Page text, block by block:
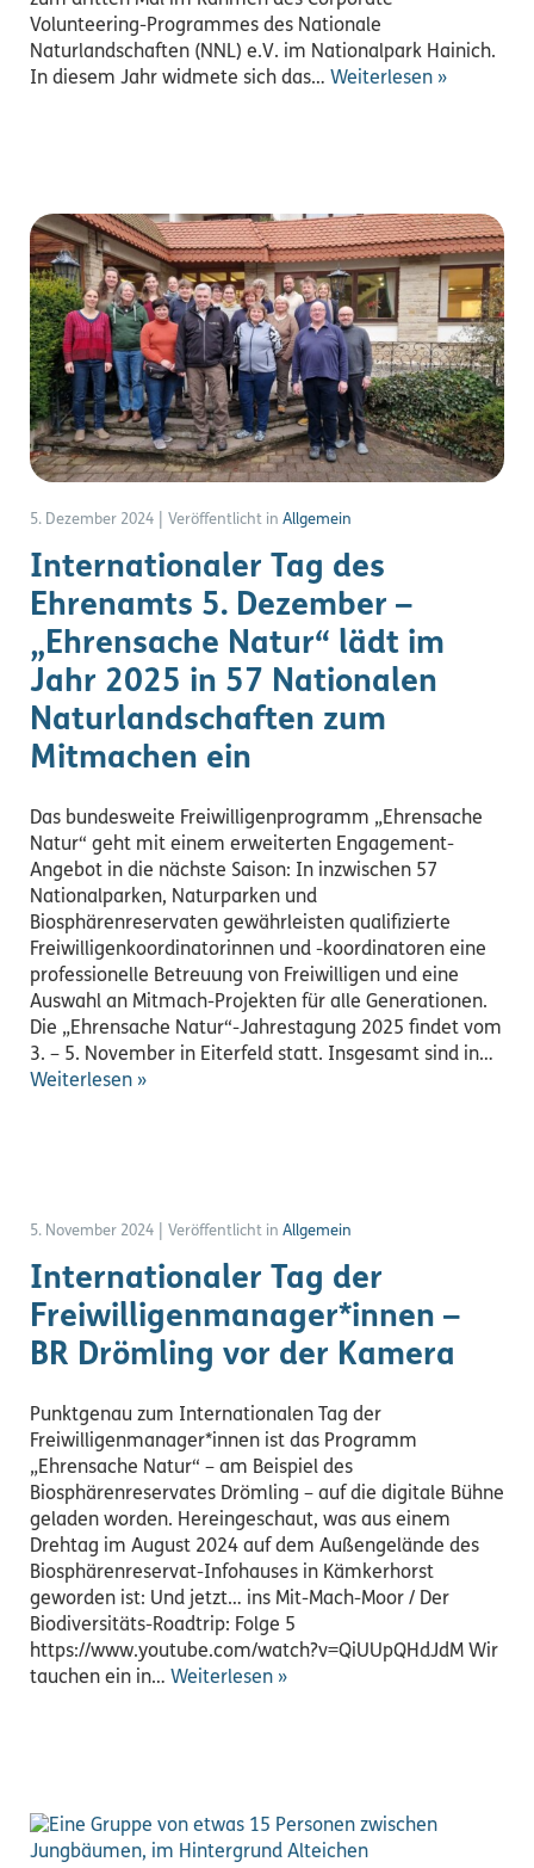
Volunteering-Programmes des Nationale
Naturlandschaften (NNL) e.V. im Nationalpark Hainich.
In diesem Jahr widmete sich das… Weiterlesen »
5. Dezember 2024 Veröffentlicht in Allgemein
Internationaler Tag des
Ehrenamts 5. Dezember –
„Ehrensache Natur“ lädt im
Jahr 2025 in 57 Nationalen
Naturlandschaften zum
Mitmachen ein
Das bundesweite Freiwilligenprogramm „Ehrensache
Natur“ geht mit einem erweiterten Engagement-
Angebot in die nächste Saison: In inzwischen 57
Nationalparken, Naturparken und
Biosphärenreservaten gewährleisten qualifizierte
Freiwilligenkoordinatorinnen und -koordinatoren eine
professionelle Betreuung von Freiwilligen und eine
Auswahl an Mitmach-Projekten für alle Generationen.
Die „Ehrensache Natur“-Jahrestagung 2025 findet vom
3. – 5. November in Eiterfeld statt. Insgesamt sind in…
Weiterlesen »
5. November 2024 Veröffentlicht in Allgemein
Internationaler Tag der
Freiwilligenmanager*innen –
BR Drömling vor der Kamera
Punktgenau zum Internationalen Tag der
Freiwilligenmanager*innen ist das Programm
„Ehrensache Natur“ – am Beispiel des
Biosphärenreservates Drömling – auf die digitale Bühne
geladen worden. Hereingeschaut, was aus einem
Drehtag im August 2024 auf dem Außengelände des
Biosphärenreservat-Infohauses in Kämkerhorst
geworden ist: Und jetzt… ins Mit-Mach-Moor / Der
Biodiversitäts-Roadtrip: Folge 5
https://www.youtube.com/watch?v=QiUUpQHdJdM Wir
tauchen ein in… Weiterlesen »